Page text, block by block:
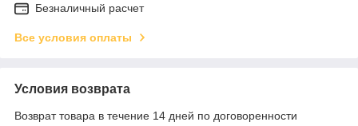
Безналичный расчет
Все условия оплаты
Условия возврата
Возврат товара в течение 14 дней по договоренности